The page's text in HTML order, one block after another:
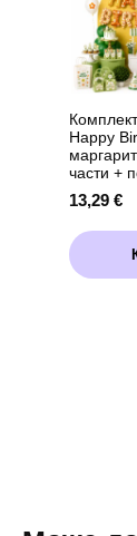
Пепа
(Peppa
Pig)
Happy
части +
13,29 €